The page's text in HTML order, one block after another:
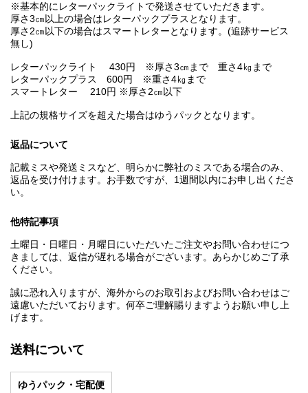
※基本的にレターパックライトで発送させていただきます。
厚さ3㎝以上の場合はレターパックプラスとなります。
厚さ2㎝以下の場合はスマートレターとなります。(追跡サービス
無し)
レターパックライト 430円 ※厚さ3㎝まで 重さ4㎏まで
レターパックプラス 600円 ※重さ4㎏まで
スマートレター 210円 ※厚さ2㎝以下
上記の規格サイズを超えた場合はゆうパックとなります。
返品について
記載ミスや発送ミスなど、明らかに弊社のミスである場合のみ、
返品を受け付けます。お手数ですが、1週間以内にお申し出くださ
い。
他特記事項
土曜日・日曜日・月曜日にいただいたご注文やお問い合わせにつ
きましては、返信が遅れる場合がございます。あらかじめご了承
ください。
誠に恐れ入りますが、海外からのお取引およびお問い合わせはご
遠慮いただいております。何卒ご理解賜りますようお願い申し上
げます。
送料について
ゆうパック・宅配便